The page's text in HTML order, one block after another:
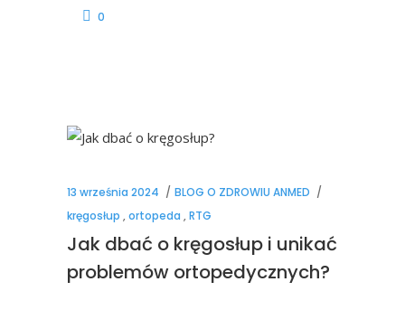
0
13 września 2024
BLOG O ZDROWIU ANMED
kręgosłup ,ortopeda ,RTG
Jak dbać o kręgosłup i unikać
problemów ortopedycznych?